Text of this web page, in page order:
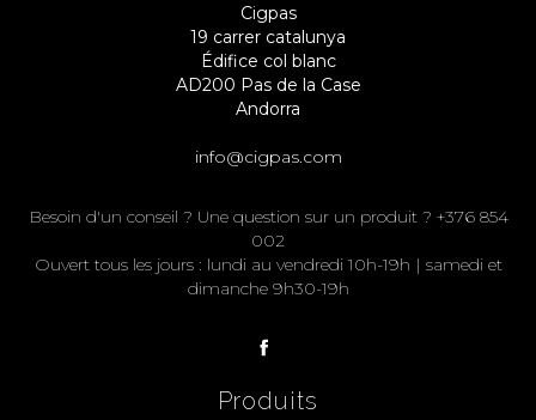
Cigpas
19 carrer catalunya
Édifice col blanc
AD200 Pas de la Case
Andorra
info@cigpas.com
Besoin d'un conseil ? Une question sur un produit ? +376 854
002
Ouvert tous les jours : lundi au vendredi 10h-19h | samedi et
dimanche 9h30-19h
Produits